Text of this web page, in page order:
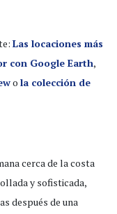
Las locaciones más
con Google Earth,
o la colección de
cerca de la costa
y sofisticada,
después de una